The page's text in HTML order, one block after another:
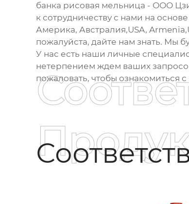
банка рисовая мельница - ООО
к сотрудничеству с нами на
Америка, Австралия,USA,
пожалуйста, дайте нам знать. Мы
У нас есть наши личные
нетерпением ждем ваших
пожаловать, чтобы ознакомиться